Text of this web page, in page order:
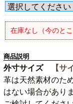
在庫なし（今のと
商品説明
外寸サイズ
【サ
革は天然素材のた
はない場合があり